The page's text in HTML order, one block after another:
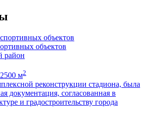
объектов
район
м2
реконструкции стадиона, была
документация, согласованная в
и градостроительству города